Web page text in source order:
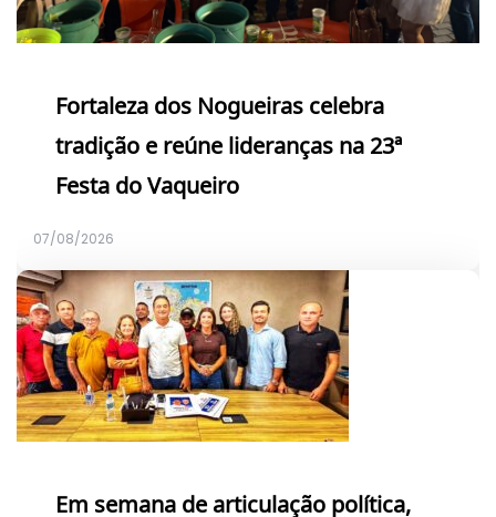
Fortaleza dos Nogueiras celebra
tradição e reúne lideranças na 23ª
Festa do Vaqueiro
07/08/2026
Em semana de articulação política,